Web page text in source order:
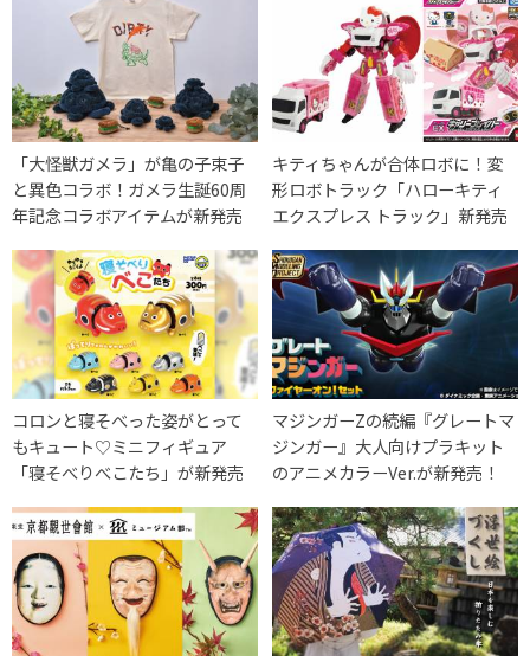
「大怪獣ガメラ」が亀の子束子
と異色コラボ！ガメラ生誕60周
年記念コラボアイテムが新発売
キティちゃんが合体ロボに！変
形ロボトラック「ハローキティ
エクスプレス トラック」新発売
コロンと寝そべった姿がとって
もキュート♡ミニフィギュア
「寝そべりべこたち」が新発売
マジンガーZの続編『グレートマ
ジンガー』大人向けプラキット
のアニメカラーVer.が新発売！